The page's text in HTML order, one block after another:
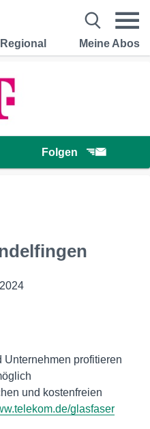
Regional Meine Abos
Folgen
Unternehmen profitieren
und kostenfreien
glasfaser